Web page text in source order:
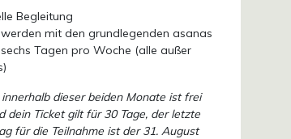
Begleitung
mit den grundlegenden asanas
Tagen pro Woche (alle außer
dieser beiden Monate ist frei
dein Ticket gilt für 30 Tage, der letzte
für die Teilnahme ist der 31. August